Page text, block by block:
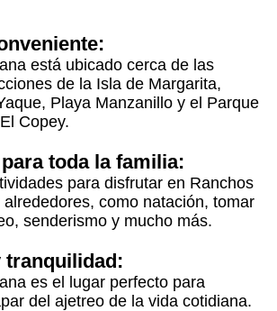
está ubicado cerca de las
de la Isla de Margarita,
Playa Manzanillo y el Parque
Copey.
toda la familia:
para disfrutar en Ranchos
como natación, tomar
senderismo y mucho más.
tranquilidad:
es el lugar perfecto para
del ajetreo de la vida cotidiana.